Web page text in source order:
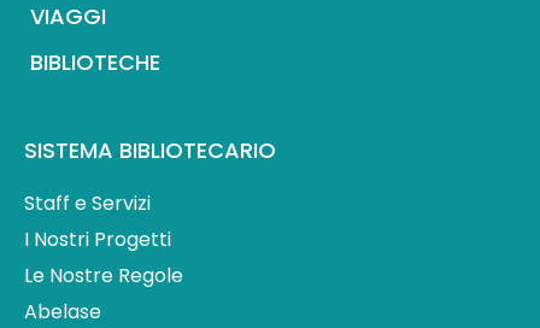
VIAGGI
BIBLIOTECHE
SISTEMA BIBLIOTECARIO
Staff e Servizi
I Nostri Progetti
Le Nostre Regole
Abelase